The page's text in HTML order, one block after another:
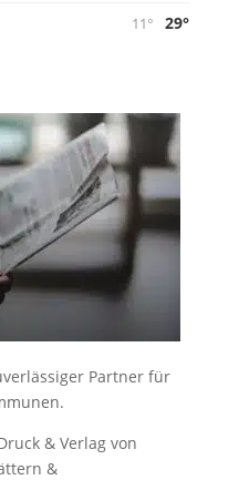
11° 29°
Partner für
& Verlag von
&